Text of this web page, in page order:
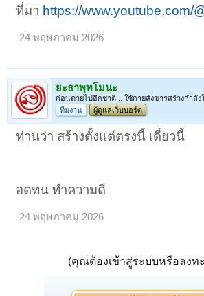
ที่มา https://www.youtube.com/
24 พฤษภาคม 2026
ยะธาพุทโมนะ
ก่อนตายไปอีกชาติ .. ใช้กายสังขารสร้างกำลัง
ทีมงาน
ผู้ดูแลเว็บบอร์ด
ท่านว่า สร้างตั้งแต่ตรงนี้ เดี๋ยวนี้
อดทน ทำความดี
24 พฤษภาคม 2026
(คุณต้องเข้าสู่ระบบหรือลงท